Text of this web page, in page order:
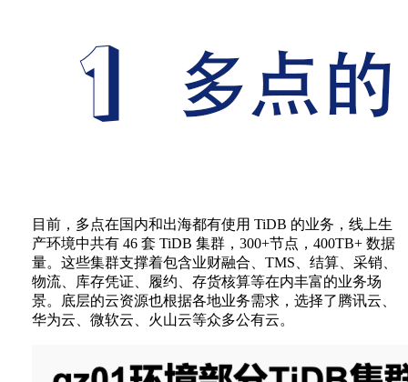
目前，多点在国内和出海都有使用 TiDB 的业务，线上生
产环境中共有 46 套 TiDB 集群，300+节点，400TB+ 数据
量。这些集群支撑着包含业财融合、TMS、结算、采销、
物流、库存凭证、履约、存货核算等在内丰富的业务场
景。底层的云资源也根据各地业务需求，选择了腾讯云、
华为云、微软云、火山云等众多公有云。